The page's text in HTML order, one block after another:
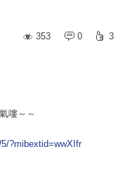
353
0 3
嘍～～
?mibextid=wwXIfr